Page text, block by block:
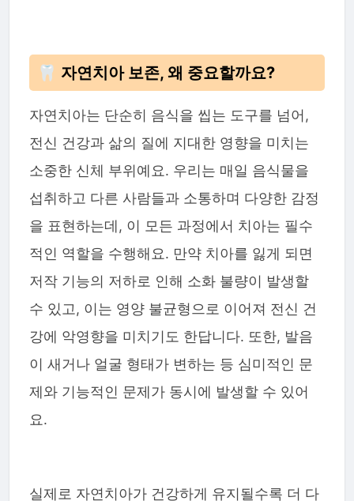
🦷 자연치아 보존, 왜 중요할까요?
자연치아는 단순히 음식을 씹는 도구를 넘어,
전신 건강과 삶의 질에 지대한 영향을 미치는
소중한 신체 부위예요. 우리는 매일 음식물을
섭취하고 다른 사람들과 소통하며 다양한 감정
을 표현하는데, 이 모든 과정에서 치아는 필수
적인 역할을 수행해요. 만약 치아를 잃게 되면
저작 기능의 저하로 인해 소화 불량이 발생할
수 있고, 이는 영양 불균형으로 이어져 전신 건
강에 악영향을 미치기도 한답니다. 또한, 발음
이 새거나 얼굴 형태가 변하는 등 심미적인 문
제와 기능적인 문제가 동시에 발생할 수 있어
요.
실제로 자연치아가 건강하게 유지될수록 더 다